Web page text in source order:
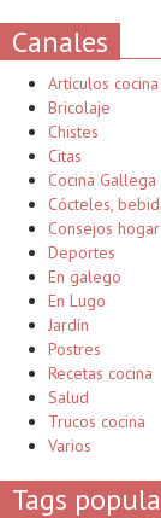
Canales
Artículos cocina
Bricolaje
Chistes
Citas
Cocina Gallega
Cócteles,
Consejos hogar
Deportes
En galego
En Lugo
Jardín
Postres
Recetas cocina
Salud
Trucos cocina
Varios
Tags